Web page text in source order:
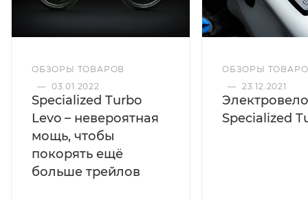
ОБЗОРЫ ТОВАРОВ
— 03.01.2022
Specialized Turbo
Levo – невероятная
мощь, чтобы
покорять ещё
больше трейлов
ОБЗОРЫ
— 23.12.2021
Specialized